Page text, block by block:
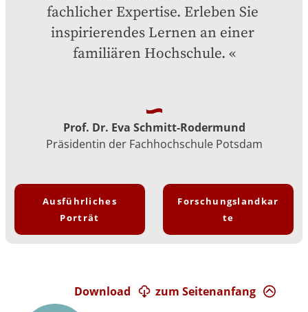
fachlicher Expertise. Erleben Sie
inspirierendes Lernen an einer
familiären Hochschule.
Prof. Dr. Eva Schmitt-Rodermund
Präsidentin der Fachhochschule Potsdam
Ausführliches
Porträt
Forschungslandkar
te
zum Seitenanfang
Download